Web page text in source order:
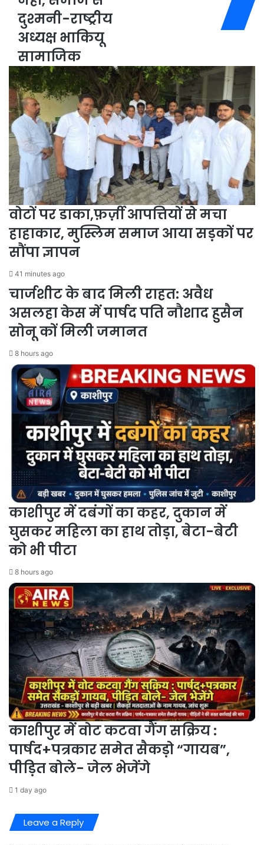
अधिकारी
हो
या
पेड़
काटना
सिर्फ़
प्रकृति
से
समाज
से
दुश्मनी-
राष्ट्रीय
अध्यक्ष
भाकियू
सामाजिक
दुश्मनी-राष्ट्रीय
अध्यक्ष भाकियू
सामाजिक
वोटों पर डाका,फ़र्ज़ी आपत्तियों से मचा
हाहाकार, मुस्लिम समाज आया सड़कों पर
सौंपा ज्ञापन
41 minutes ago
चार्जशीट के बाद मिली राहत: अवैध
असलहा केस में पार्षद पति नौशाद हुसैन
सोनू कों मिली जमानत
8 hours ago
काशीपुर में दबंगों का कहर, दुकान में
घुसकर महिला का हाथ तोड़ा, बेटा-बेटी
को भी पीटा
8 hours ago
काशीपुर में वोट कटवा गैंग सक्रिय :
पार्षद+पत्रकार समेत सैकड़ो “गायब”,
पीड़ित बोले- जेल भेजेंगे
1 day ago
Leave a Reply